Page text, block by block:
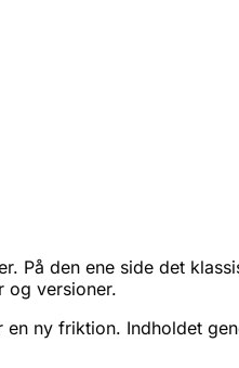
På den ene side det
og versioner.
ny friktion. Indholdet